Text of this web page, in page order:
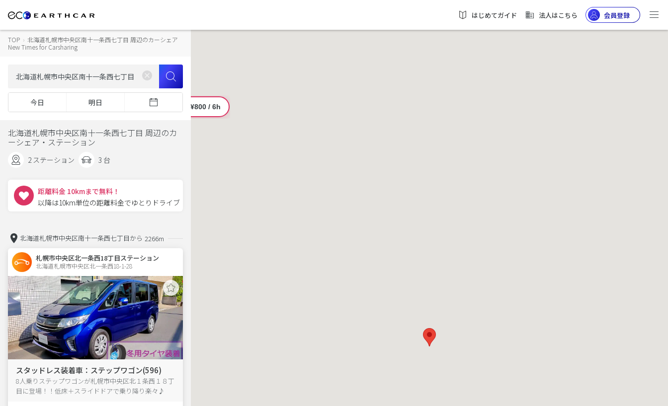
はじめてガイド 法人はこちら 会員登録
TOP › 北海道札幌市中央区南十一条西七丁目 周辺のカーシェア
New Times for Carsharing
今日 明日
北海道札幌市中央区南十一条西七丁目 周辺のカ
ーシェア・ステーション
2 ステーション 3 台
距離料金 10kmまで無料！
以降は10km単位の距離料金でゆとりドライブ
北海道札幌市中央区南十一条西七丁目から 2266m
札幌市中央区北一条西18丁目ステーション
北海道札幌市中央区北一条西18-1-28
スタッドレス装着車：ステップワゴン(596)
8人乗りステップワゴンが札幌市中央区北１条西１８丁
目に登場！！低床＋スライドドアで乗り降り楽々♪